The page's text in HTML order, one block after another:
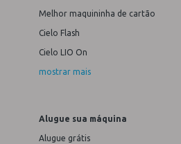
Melhor maquininha de cartão
Cielo Flash
Cielo LIO On
mostrar mais
Alugue sua máquina
Alugue grátis